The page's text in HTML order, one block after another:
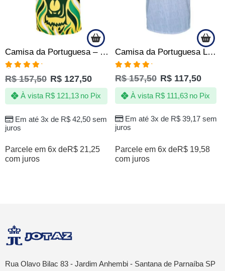
Camisa da Portuguesa – Jotaz – Brasil na copa – Masculino
Avaliação
5.00de 5
R$157,50 R$ 127,50
Em até 3x de R$42,50sem
juros
À vista R$121,13 no Pix
Parcele em 6x deR$ 21,25
com juros
Camisa da Portuguesa Lusa – Jotaz – Nunca vamos te abandonar – Masculino
Avaliação
5.00de 5
R$157,50 R$ 117,50
Em até 3x de R$39,17sem
juros
À vista R$111,63 no Pix
Parcele em 6x deR$ 19,58
com juros
Rua Olavo Bilac 83 - Jardim Anhembi - Santana de Parnaíba SP